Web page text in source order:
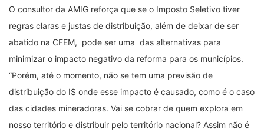
O consultor da AMIG reforça que se o Imposto Seletivo tiver
regras claras e justas de distribuição, além de deixar de ser
abatido na CFEM, pode ser uma das alternativas para
minimizar o impacto negativo da reforma para os municípios.
“Porém, até o momento, não se tem uma previsão de
distribuição do IS onde esse impacto é causado, como é o caso
das cidades mineradoras. Vai se cobrar de quem explora em
nosso território e distribuir pelo território nacional? Assim não é